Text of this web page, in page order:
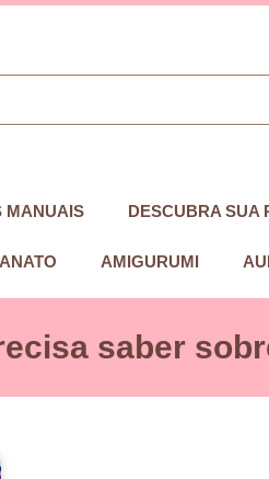
MANUAIS DESCUBRA SUA
AMIGURUMI
saber